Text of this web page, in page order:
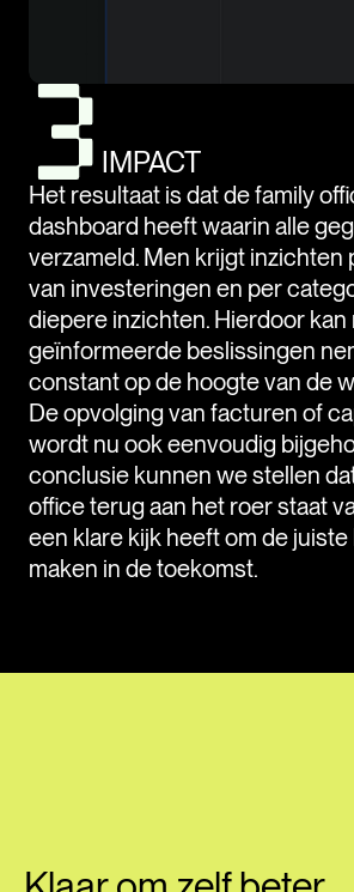
IMPACT
Het resultaat is dat de family
dashboard heeft waarin alle
verzameld. Men krijgt inzichten
van investeringen en per
diepere inzichten. Hierdoor
geïnformeerde beslissingen
constant op de hoogte van de
De opvolging van facturen of
wordt nu ook eenvoudig
conclusie kunnen we stellen
office terug aan het roer staat
een klare kijk heeft om de
maken in de toekomst.